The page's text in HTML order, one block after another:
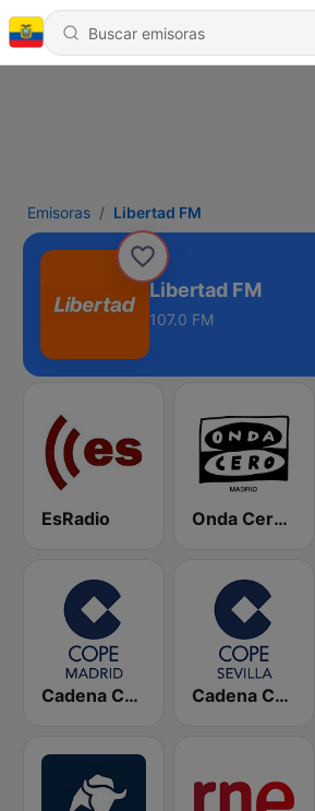
Emisoras Libertad FM
Libertad FM
107.0 FM
EsRadio Onda Cero Madrid
Cadena COPE Madrid Cadena COPE Sevilla